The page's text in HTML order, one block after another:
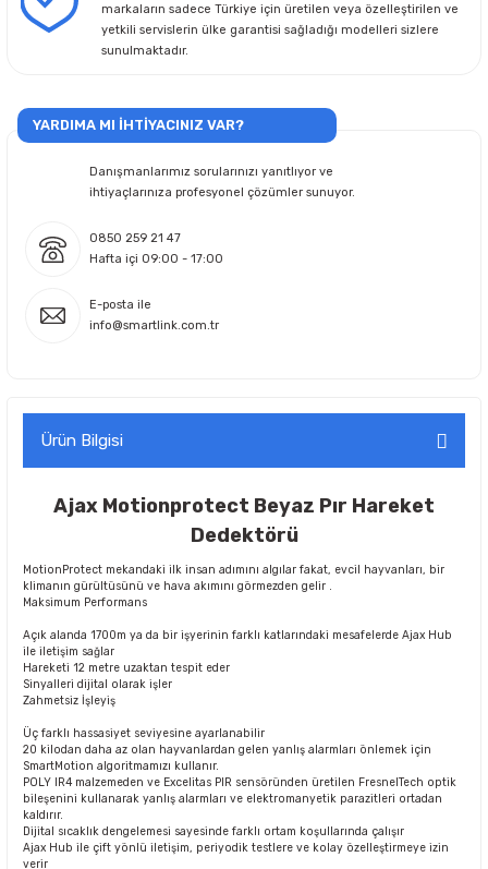
markaların sadece Türkiye için üretilen veya özelleştirilen ve
yetkili servislerin ülke garantisi sağladığı modelleri sizlere
sunulmaktadır.
YARDIMA MI İHTİYACINIZ VAR?
Danışmanlarımız sorularınızı yanıtlıyor ve
ihtiyaçlarınıza profesyonel çözümler sunuyor.
0850 259 21 47
Hafta içi 09:00 - 17:00
E-posta ile
info@smartlink.com.tr
Ürün Bilgisi
Ajax Motionprotect Beyaz Pır Hareket
Dedektörü
MotionProtect mekandaki ilk insan adımını algılar fakat, evcil hayvanları, bir
klimanın gürültüsünü ve hava akımını görmezden gelir .
Maksimum Performans
Açık alanda 1700m ya da bir işyerinin farklı katlarındaki mesafelerde Ajax Hub
ile iletişim sağlar
Hareketi 12 metre uzaktan tespit eder
Sinyalleri dijital olarak işler
Zahmetsiz İşleyiş
Üç farklı hassasiyet seviyesine ayarlanabilir
20 kilodan daha az olan hayvanlardan gelen yanlış alarmları önlemek için
SmartMotion algoritmamızı kullanır.
POLY IR4 malzemeden ve Excelitas PIR sensöründen üretilen FresnelTech optik
bileşenini kullanarak yanlış alarmları ve elektromanyetik parazitleri ortadan
kaldırır.
Dijital sıcaklık dengelemesi sayesinde farklı ortam koşullarında çalışır
Ajax Hub ile çift yönlü iletişim, periyodik testlere ve kolay özelleştirmeye izin
verir